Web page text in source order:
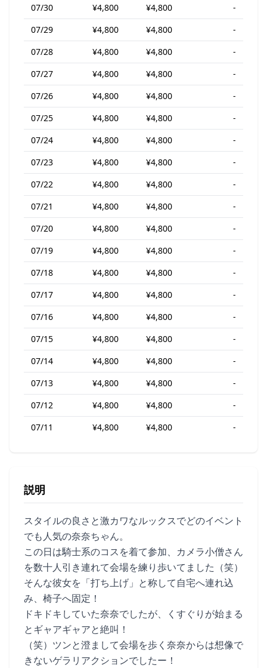
07/30 ¥4,800 ¥4,800
-
07/29
¥4,800 ¥4,800
-
07/28
¥4,800 ¥4,800
-
07/27
¥4,800 ¥4,800
-
07/26
¥4,800 ¥4,800
-
07/25
¥4,800 ¥4,800
-
07/24
¥4,800 ¥4,800
-
07/23
¥4,800 ¥4,800
-
07/22
¥4,800 ¥4,800
-
07/21
¥4,800 ¥4,800
-
07/20
¥4,800 ¥4,800
-
07/19
¥4,800 ¥4,800
-
07/18
¥4,800 ¥4,800
-
07/17
¥4,800 ¥4,800
-
07/16
¥4,800 ¥4,800
-
07/15
¥4,800 ¥4,800
-
07/14
¥4,800 ¥4,800
-
07/13
¥4,800 ¥4,800
-
07/12
¥4,800 ¥4,800
-
07/11
¥4,800 ¥4,800 -
説明
スタイルの良さと激カワなルックスでどのイベント
でも人気の奈奈ちゃん。
この日は騎士系のコスを着て参加、カメラ小僧さん
を数十人引き連れて会場を練り歩いてました（笑）
そんな彼女を「打ち上げ」と称して自宅へ連れ込
み、椅子へ固定！
ドキドキしていた奈奈でしたが、くすぐりが始まる
とギャアギャアと絶叫！
（笑）ツンと澄まして会場を歩く奈奈からは想像で
きないゲラリアクションでしたー！